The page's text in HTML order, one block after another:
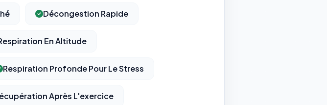
Décongestion Rapide
En Altitude
Respiration Profonde Pour Le Stress
Après L'exercice